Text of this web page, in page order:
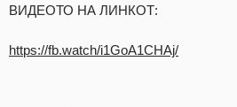
ВИДЕОТО НА ЛИНКОТ:
https://fb.watch/i1GoA1CHAj/